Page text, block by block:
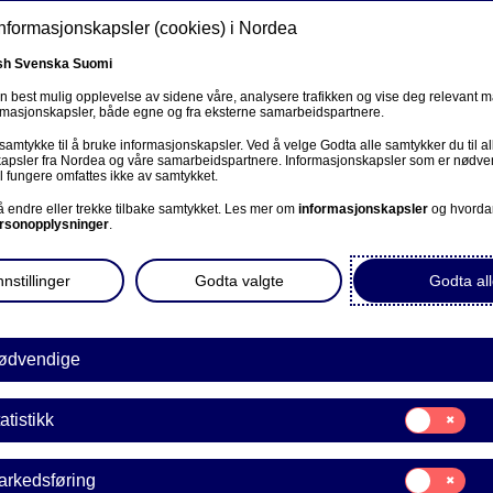
Om oss Investorer Nyheter & innsikt
Mangfold & inkludering
jobber i Nordea Polen:
vi kunne
(cookies) i Nordea
Svenska Suomi
best mulig opplevelse av sidene våre, analysere trafikken og vise deg relevant
både egne og fra eksterne samarbeidspartnere.
til å bruke informasjonskapsler. Ved å velge Godta alle samtykker du til
fra Nordea og våre samarbeidspartnere. Informasjonskapsler som er
fungere omfattes ikke av samtykket.
endre eller trekke tilbake samtykket. Les mer om informasjonskapsler og
.
Godta
Godta valgte
Samtykke
til:
Statistikk
Samtykke